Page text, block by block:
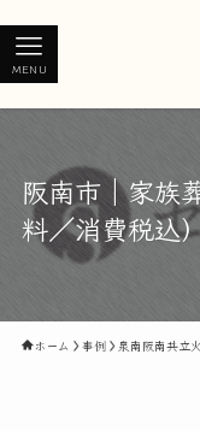
MENU
阪南市｜家
料／消費税込）
ホーム 事例 泉南阪南共立